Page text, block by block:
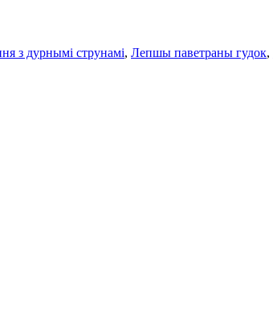
з дурнымі струнамі, Лепшы паветраны гудок,